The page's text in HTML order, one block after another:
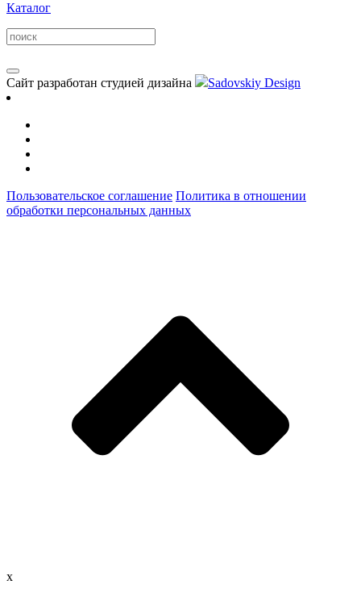
Каталог
Сайт разработан студией дизайна Sadovskiy Design
Пользовательское соглашение Политика в отношении
обработки персональных данных
x